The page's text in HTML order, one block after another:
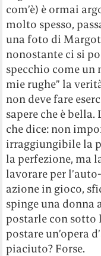
com’è) è ormai
molto spesso,
una foto di
nonostante ci si
specchio come un
mie rughe” la
non deve fare
sapere che è
che dice: non
irraggiungibile la
la perfezione, ma
lavorare per
azione in gioco,
spinge una donna
postarle con sotto
postare un’opera
piaciuto? Forse.